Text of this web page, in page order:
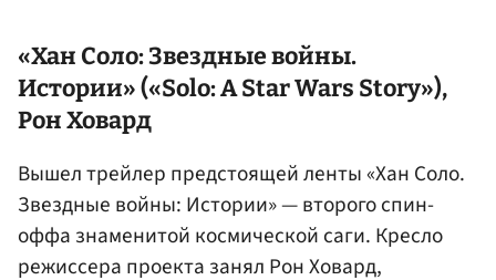
«Хан Соло: Звездные войны.
Истории» («Solo: A Star Wars Story»),
Рон Ховард
Вышел трейлер предстоящей ленты «Хан Соло.
Звездные войны: Истории» — второго спин-
оффа знаменитой космической саги. Кресло
режиссера проекта занял Рон Ховард,